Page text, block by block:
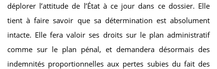
déplorer l’attitude de l’État à ce jour dans ce dossier. Elle
tient à faire savoir que sa détermination est absolument
intacte. Elle fera valoir ses droits sur le plan administratif
comme sur le plan pénal, et demandera désormais des
indemnités proportionnelles aux pertes subies du fait des